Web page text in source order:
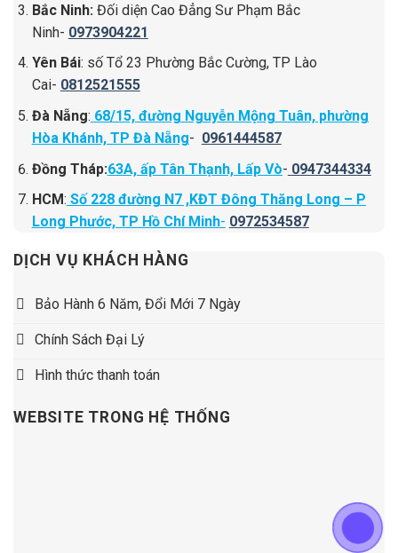
Bắc Ninh: Đối diện Cao Đẳng Sư Phạm Bắc
Ninh- 0973904221
Yên Bái: số Tổ 23 Phường Bắc Cường, TP Lào
Cai- 0812521555
Đà Nẵng: 68/15, đường Nguyễn Mộng Tuân, phường
Hòa Khánh, TP Đà Nẵng- 0961444587
Đồng Tháp:63A, ấp Tân Thạnh, Lấp Vò- 0947344334
HCM: Số 228 đường N7 ,KĐT Đông Thăng Long – P
Long Phước, TP Hồ Chí Minh- 0972534587
DỊCH VỤ KHÁCH HÀNG
Bảo Hành 6 Năm, Đổi Mới 7 Ngày
Chính Sách Đại Lý
Hình thức thanh toán
WEBSITE TRONG HỆ THỐNG